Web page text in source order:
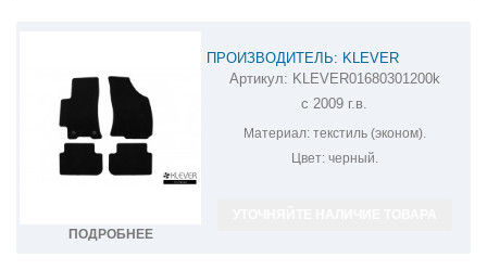
ПОДРОБНЕЕ
ПРОИЗВОДИТЕЛЬ: KLEVER
КОВРИКИ В САЛОН ЗАЗ CHANCE
KLEVER01680301200K
Артикул: KLEVER01680301200k
с 2009 г.в.
Материал:текстиль (эконом).
Цвет:черный.